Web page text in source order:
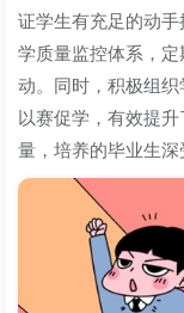
证学生有充足的动
学质量监控体系，
动。同时，积极组织
以赛促学，有效提
量，培养的毕业生深